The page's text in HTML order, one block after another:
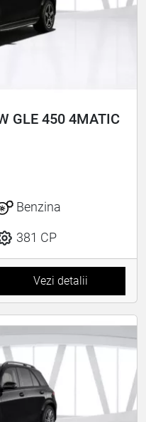
GLE 450 4MATIC
Benzina
381 CP
Vezi detalii